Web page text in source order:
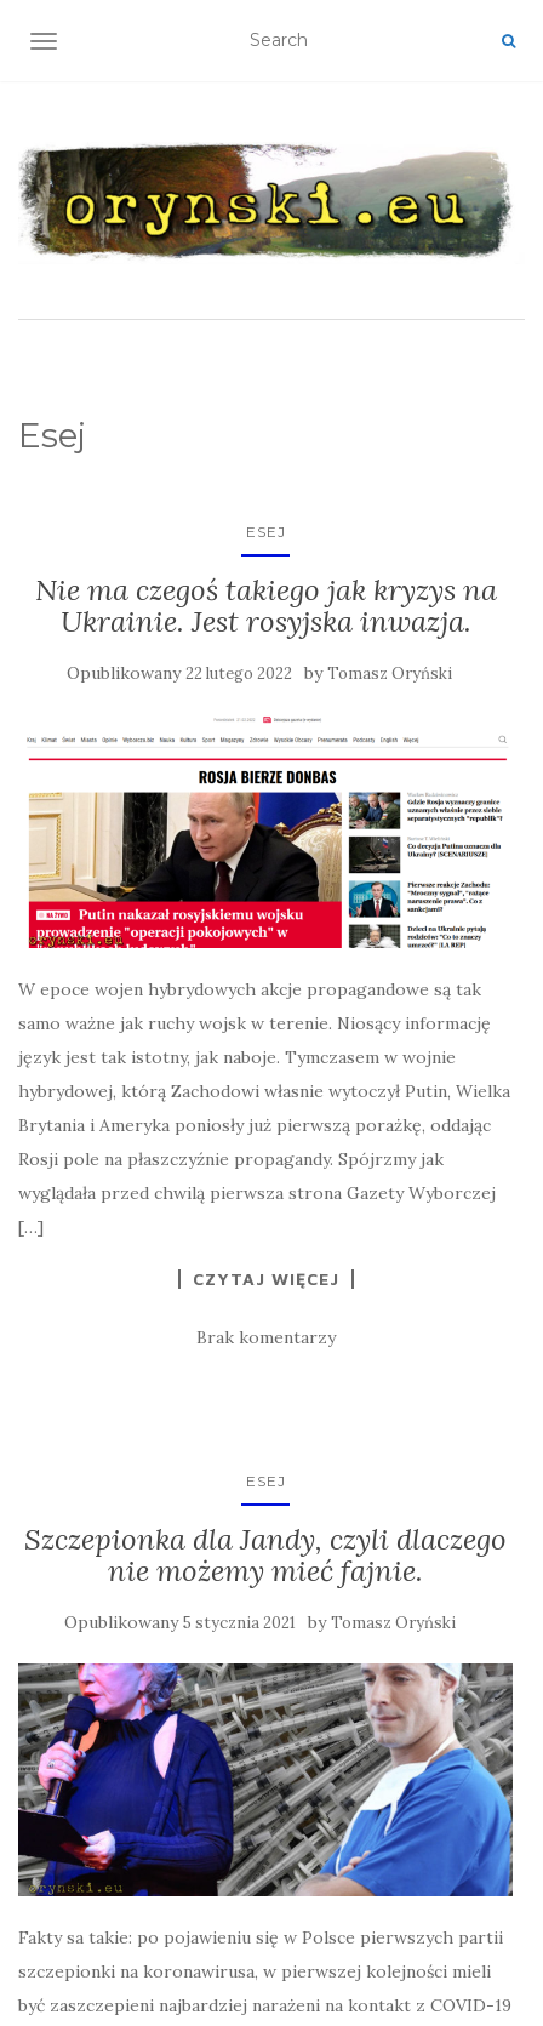
TOGGLE NAVIGATION
Esej
ESEJ
Nie ma czegoś takiego jak kryzys na
Ukrainie. Jest rosyjska inwazja.
Opublikowany22 lutego 2022 byTomasz Oryński
W epoce wojen hybrydowych akcje propagandowe są tak
samo ważne jak ruchy wojsk w terenie. Niosący informację
język jest tak istotny, jak naboje. Tymczasem w wojnie
hybrydowej, którą Zachodowi własnie wytoczył Putin, Wielka
Brytania i Ameryka poniosły już pierwszą porażkę, oddając
Rosji pole na płaszczyźnie propagandy. Spójrzmy jak
wyglądała przed chwilą pierwsza strona Gazety Wyborczej
[…]
CZYTAJ WIĘCEJ
Brak komentarzy
ESEJ
Szczepionka dla Jandy, czyli dlaczego
nie możemy mieć fajnie.
Opublikowany5 stycznia 2021 byTomasz Oryński
Fakty sa takie: po pojawieniu się w Polsce pierwszych partii
szczepionki na koronawirusa, w pierwszej kolejności mieli
być zaszczepieni najbardziej narażeni na kontakt z COVID-19